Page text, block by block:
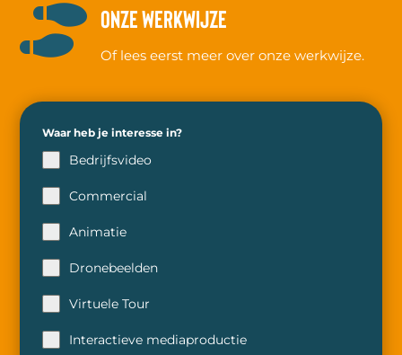
 ONZE WERKWIJZE
Of lees eerst meer over onze werkwijze.
Waar heb je interesse in?
Bedrijfsvideo
Commercial
Animatie
Dronebeelden
Virtuele Tour
Interactieve mediaproductie